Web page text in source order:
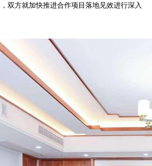
双方就加快推进合作项目落地见效进行深入